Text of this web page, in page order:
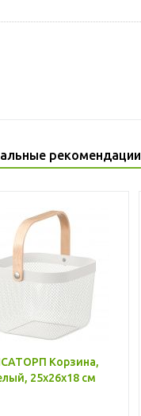
рекомендации
Корзина,
25x26x18 см